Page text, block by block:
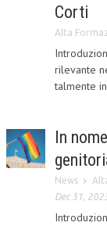
PRASSI
TRIBUTARIA
EUROPEA
CIVILE
TRIBUTARIA
Corti
Alta
rilevante
talmente
In
News
Dec 31,